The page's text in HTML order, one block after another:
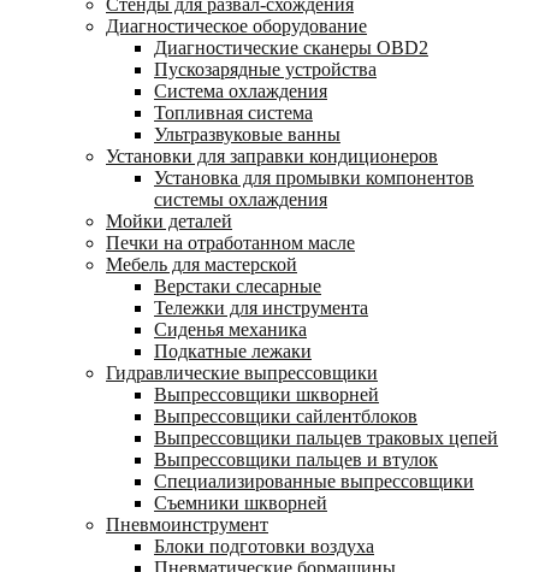
Стенды для развал-схождения
Диагностическое оборудование
Диагностические сканеры OBD2
Пускозарядные устройства
Система охлаждения
Топливная система
Ультразвуковые ванны
Установки для заправки кондиционеров
Установка для промывки компонентов
системы охлаждения
Мойки деталей
Печки на отработанном масле
Мебель для мастерской
Верстаки слесарные
Тележки для инструмента
Сиденья механика
Подкатные лежаки
Гидравлические выпрессовщики
Выпрессовщики шкворней
Выпрессовщики сайлентблоков
Выпрессовщики пальцев траковых цепей
Выпрессовщики пальцев и втулок
Специализированные выпрессовщики
Cъемники шкворней
Пневмоинструмент
Блоки подготовки воздуха
Пневматические бормашины